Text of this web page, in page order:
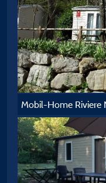
Mobil-Home Riviere